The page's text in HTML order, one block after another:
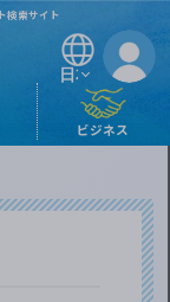
検索サイト
日本語
ビジネス